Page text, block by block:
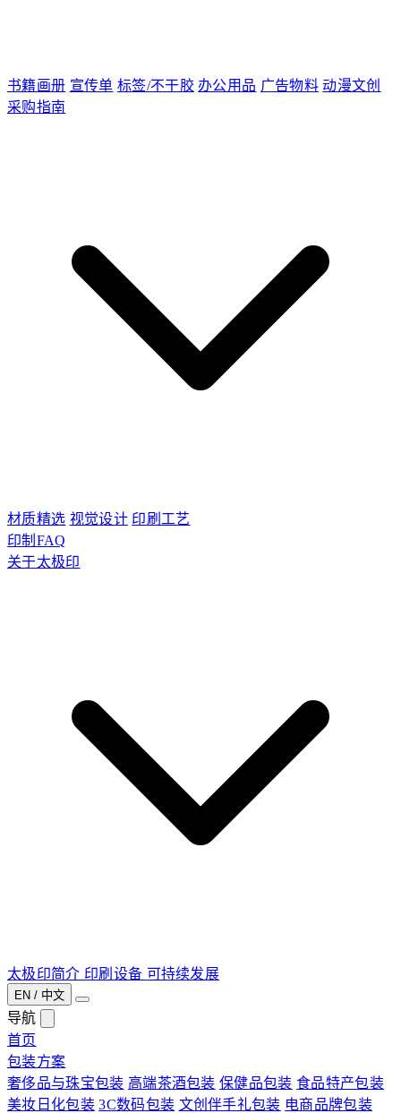
书籍画册 宣传单 标签/不干胶 办公用品 广告物料 动漫文创
采购指南
材质精选 视觉设计 印刷工艺
印制FAQ
关于太极印
太极印简介 印刷设备 可持续发展
EN / 中文
导航
首页
包装方案
奢侈品与珠宝包装 高端茶酒包装 保健品包装 食品特产包装
美妆日化包装 3C数码包装 文创伴手礼包装 电商品牌包装